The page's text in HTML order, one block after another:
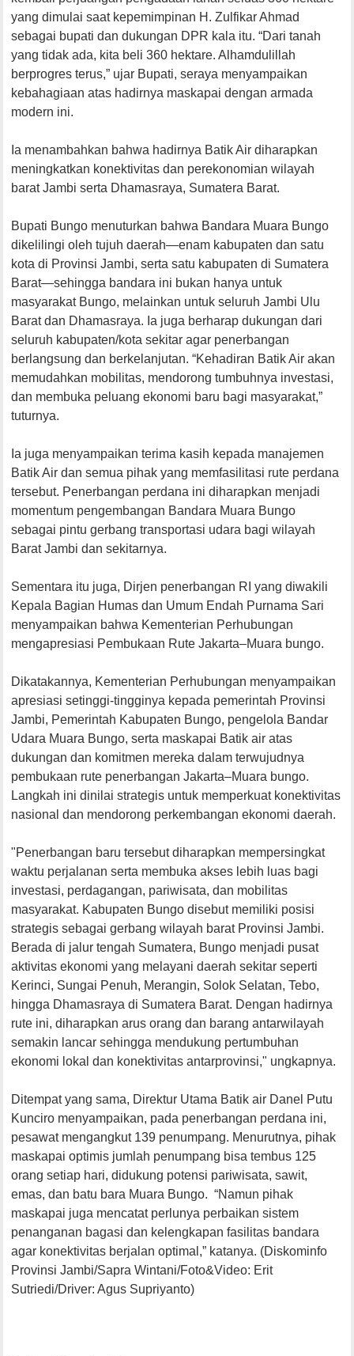
yang dimulai saat kepemimpinan H. Zulfikar Ahmad
sebagai bupati dan dukungan DPR kala itu. “Dari tanah
yang tidak ada, kita beli 360 hektare. Alhamdulillah
berprogres terus,” ujar Bupati, seraya menyampaikan
kebahagiaan atas hadirnya maskapai dengan armada
modern ini.
Ia menambahkan bahwa hadirnya Batik Air diharapkan
meningkatkan konektivitas dan perekonomian wilayah
barat Jambi serta Dhamasraya, Sumatera Barat.
Bupati Bungo menuturkan bahwa Bandara Muara Bungo
dikelilingi oleh tujuh daerah—enam kabupaten dan satu
kota di Provinsi Jambi, serta satu kabupaten di Sumatera
Barat—sehingga bandara ini bukan hanya untuk
masyarakat Bungo, melainkan untuk seluruh Jambi Ulu
Barat dan Dhamasraya. Ia juga berharap dukungan dari
seluruh kabupaten/kota sekitar agar penerbangan
berlangsung dan berkelanjutan. “Kehadiran Batik Air akan
memudahkan mobilitas, mendorong tumbuhnya investasi,
dan membuka peluang ekonomi baru bagi masyarakat,”
tuturnya.
Ia juga menyampaikan terima kasih kepada manajemen
Batik Air dan semua pihak yang memfasilitasi rute perdana
tersebut. Penerbangan perdana ini diharapkan menjadi
momentum pengembangan Bandara Muara Bungo
sebagai pintu gerbang transportasi udara bagi wilayah
Barat Jambi dan sekitarnya.
Sementara itu juga, Dirjen penerbangan RI yang diwakili
Kepala Bagian Humas dan Umum Endah Purnama Sari
menyampaikan bahwa Kementerian Perhubungan
mengapresiasi Pembukaan Rute Jakarta–Muara bungo.
Dikatakannya, Kementerian Perhubungan menyampaikan
apresiasi setinggi-tingginya kepada pemerintah Provinsi
Jambi, Pemerintah Kabupaten Bungo, pengelola Bandar
Udara Muara Bungo, serta maskapai Batik air atas
dukungan dan komitmen mereka dalam terwujudnya
pembukaan rute penerbangan Jakarta–Muara bungo.
Langkah ini dinilai strategis untuk memperkuat konektivitas
nasional dan mendorong perkembangan ekonomi daerah.
"Penerbangan baru tersebut diharapkan mempersingkat
waktu perjalanan serta membuka akses lebih luas bagi
investasi, perdagangan, pariwisata, dan mobilitas
masyarakat. Kabupaten Bungo disebut memiliki posisi
strategis sebagai gerbang wilayah barat Provinsi Jambi.
Berada di jalur tengah Sumatera, Bungo menjadi pusat
aktivitas ekonomi yang melayani daerah sekitar seperti
Kerinci, Sungai Penuh, Merangin, Solok Selatan, Tebo,
hingga Dhamasraya di Sumatera Barat. Dengan hadirnya
rute ini, diharapkan arus orang dan barang antarwilayah
semakin lancar sehingga mendukung pertumbuhan
ekonomi lokal dan konektivitas antarprovinsi," ungkapnya.
Ditempat yang sama, Direktur Utama Batik air Danel Putu
Kunciro menyampaikan, pada penerbangan perdana ini,
pesawat mengangkut 139 penumpang. Menurutnya, pihak
maskapai optimis jumlah penumpang bisa tembus 125
orang setiap hari, didukung potensi pariwisata, sawit,
emas, dan batu bara Muara Bungo. “Namun pihak
maskapai juga mencatat perlunya perbaikan sistem
penanganan bagasi dan kelengkapan fasilitas bandara
agar konektivitas berjalan optimal,” katanya. (Diskominfo
Provinsi Jambi/Sapra Wintani/Foto&Video: Erit
Sutriedi/Driver: Agus Supriyanto)